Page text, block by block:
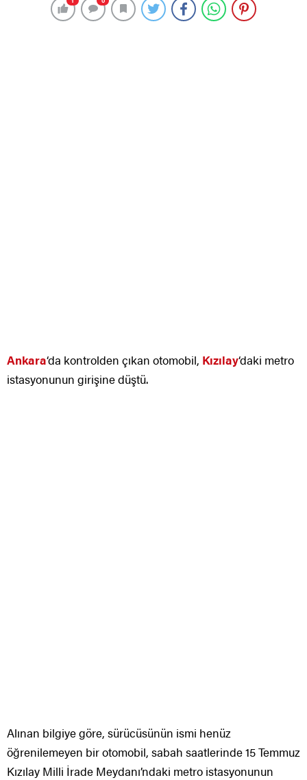
Ankara‘da kontrolden çıkan otomobil, Kızılay‘daki metro
istasyonunun girişine düştü.
Alınan bilgiye göre, sürücüsünün ismi henüz
öğrenilemeyen bir otomobil, sabah saatlerinde 15 Temmuz
Kızılay Milli İrade Meydanı’ndaki metro istasyonunun